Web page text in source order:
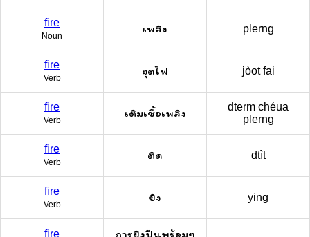
fire
Noun
เพลิง plerng
fire
Verb
จุดไฟ jòot fai
fire
Verb
เติมเชื้อเพลิง
dterm chéua
plerng
fire
Verb
ติด dtìt
fire
Verb
ยิง ying
fire
การยิงปืนพร้อมๆ